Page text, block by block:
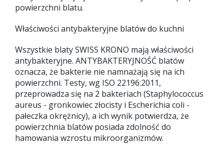
powierzchni blatu.
Właściwości antybakteryjne blatów do kuchni
Wszystkie blaty SWISS KRONO mają właściwości
antybakteryjne. ANTYBAKTERYJNOŚĆ blatów
oznacza, że bakterie nie namnażają się na ich
powierzchni. Testy, wg ISO 22196:2011,
przeprowadza się na 2 bakteriach (Staphylococcus
aureus - gronkowiec złocisty i Escherichia coli -
pałeczka okrężnicy), a ich wynik potwierdza, że
powierzchnia blatów posiada zdolność do
hamowania wzrostu mikroorganizmów.